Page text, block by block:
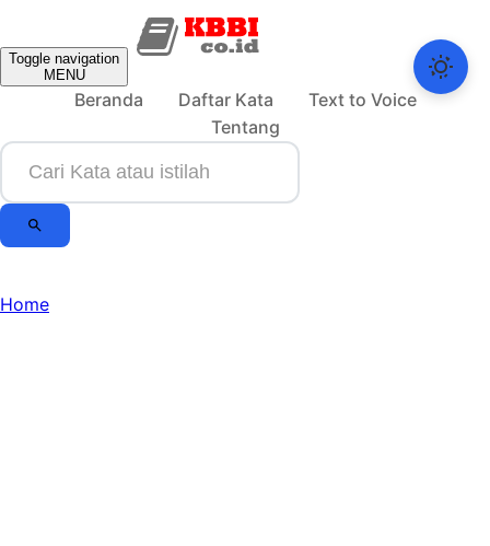
Toggle navigation
MENU
Beranda Daftar Kata
Text to Voice
Tentang
Home